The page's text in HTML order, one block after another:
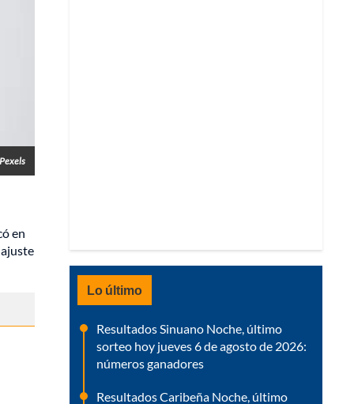
en
Lo último
Resultados Sinuano Noche, último
sorteo hoy jueves 6 de agosto de 2026:
números ganadores
Resultados Caribeña Noche, último